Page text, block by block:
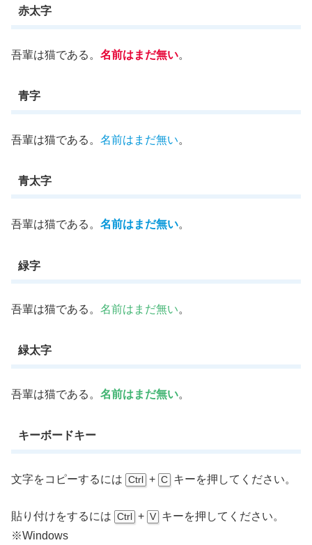
赤太字
吾輩は猫である。 名前はまだ無い。
青字
吾輩は猫である。 名前はまだ無い。
青太字
吾輩は猫である。 名前はまだ無い。
緑字
吾輩は猫である。 名前はまだ無い。
緑太字
吾輩は猫である。 名前はまだ無い。
キーボードキー
文字をコピーするには Ctrl + C キーを押してください。
貼り付けをするには Ctrl + V キーを押してください。
※Windows